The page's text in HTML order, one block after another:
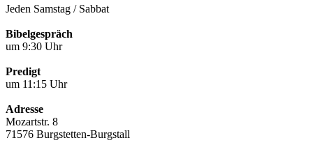
Jeden Samstag / Sabbat
Bibelgespräch
um 9:30 Uhr
Predigt
um 11:15 Uhr
Adresse
Mozartstr. 8
71576 Burgstetten-Burgstall